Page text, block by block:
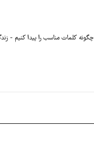
چگونه کلمات مناسب را پیدا کنیم